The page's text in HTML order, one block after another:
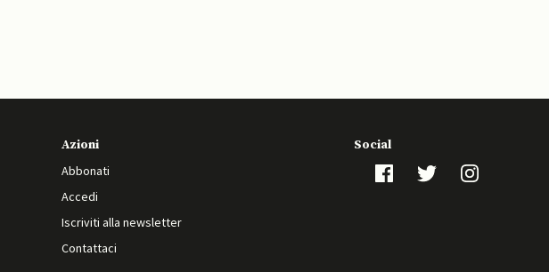
Azioni
Abbonati
Accedi
Iscriviti alla newsletter
Contattaci
Social